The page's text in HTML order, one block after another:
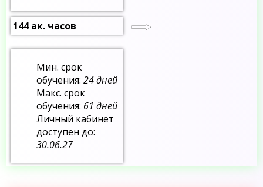
144 ак. часов
Мин. срок
обучения:24 дней
Макс. срок
обучения: 61 дней
Личный кабинет
доступен до:
30.06.27